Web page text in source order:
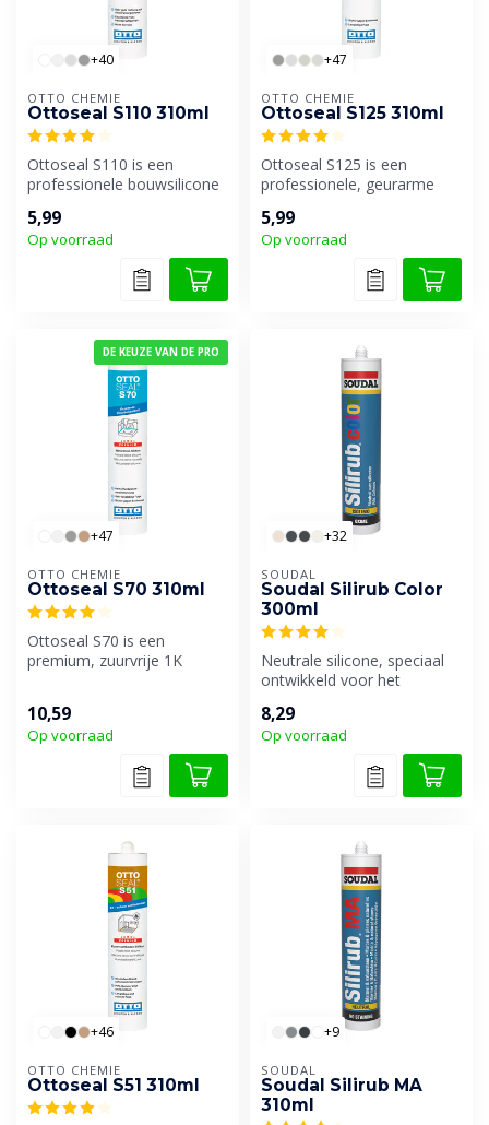
+40
OTTO CHEMIE
Ottoseal S110 310ml
Ottoseal S110 is een
professionele bouwsilicone
ver...
5,99
Op voorraad
+47
OTTO CHEMIE
Ottoseal S125 310ml
Ottoseal S125 is een
professionele, geurarme
Ook bes...
5,99
Op voorraad
DE KEUZE VAN DE PRO
+47
OTTO CHEMIE
Ottoseal S70 310ml
Ottoseal S70 is een
premium, zuurvrije 1K
10,59
Op voorraad
+32
SOUDAL
Soudal Silirub Color
300ml
Neutrale silicone, speciaal
ontwikkeld voor het
onder...
8,29
Op voorraad
+46
OTTO CHEMIE
Ottoseal S51 310ml
+9
SOUDAL
Soudal Silirub MA
310ml